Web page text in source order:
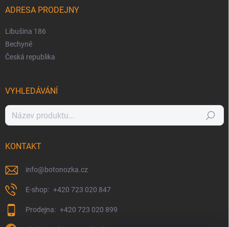
ADRESA PRODEJNY
Libušina 186
Bechyně
Česká republika
VYHLEDÁVÁNÍ
Hledat
KONTAKT
info@botonozka.cz
+420 723 020 847
+420 723 020 899